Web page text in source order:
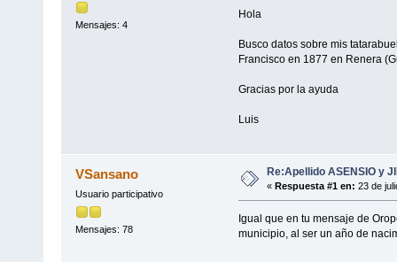
Mensajes: 4
Hola
Busco datos sobre mis
Francisco en 1877 en Renera
Gracias por la ayuda
Luis
VSansano
Usuario participativo
Mensajes: 78
Re:Apellido ASENSIO y
« Respuesta #1 en: 23 de
Igual que en tu mensaje de
municipio, al ser un año de